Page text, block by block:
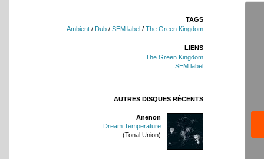
TAGS
Ambient / Dub / SEM label / The Green Kingdom
LIENS
The Green Kingdom
SEM label
AUTRES DISQUES RÉCENTS
Anenon
Dream Temperature
(Tonal Union)